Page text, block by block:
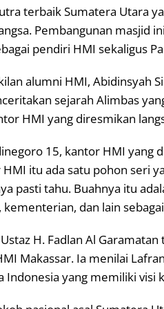
terbaik Sumatera Utara
Pembangunan masjid
pendiri HMI sekaligus
alumni HMI, Abidinsyah
sejarah Alimbas
HMI yang diresmikan
15, kantor HMI yang
itu ada satu pohon seri
pasti tahu. Buahnya itu
kementerian, dan lain
H. Fadlan Al
Makassar. Ia menilai
Indonesia yang memiliki visi